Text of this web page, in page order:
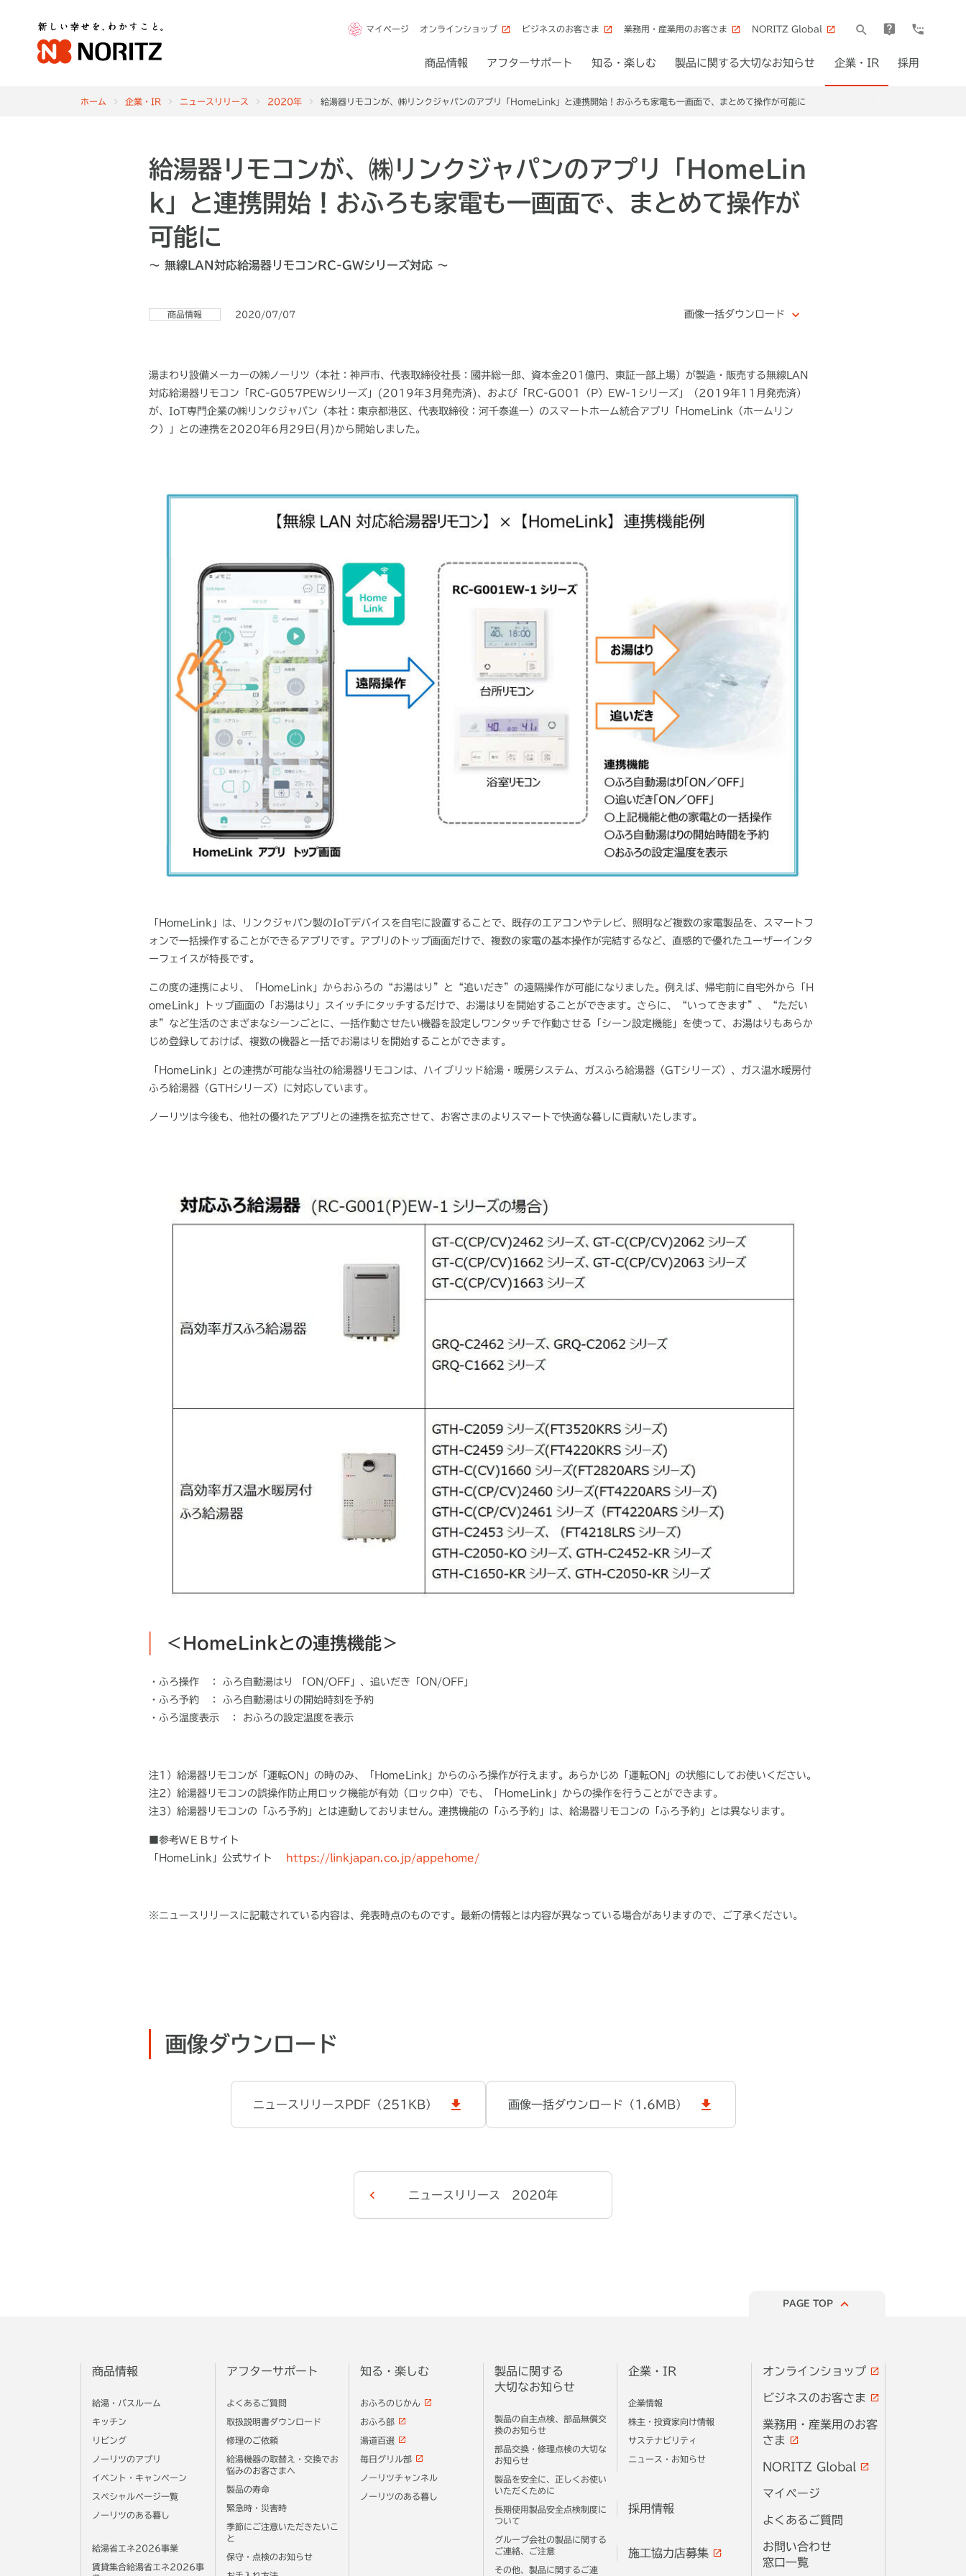
マイページ オンラインショップ ビジネスのお客さま 業務用・産業用のお客さま NORITZ Global
商品情報 アフターサポート 知る・楽しむ 製品に関する大切なお知らせ 企業・IR 採用
ホーム 企業・IR ニュースリリース 2020年 給湯器リモコンが、㈱リンクジャパンのアプリ「HomeLink」と連携開始！おふろも家電も一画面で、まとめて操作が可能に
給湯器リモコンが、㈱リンクジャパンのアプリ「HomeLin
k」と連携開始！おふろも家電も一画面で、まとめて操作が
可能に
～ 無線LAN対応給湯器リモコンRC-GWシリーズ対応 ～
商品情報 2020/07/07 画像一括ダウンロード
湯まわり設備メーカーの㈱ノーリツ（本社：神戸市、代表取締役社長：國井総一郎、資本金201 億円、東証一部上場）が製造・販売する無線 LAN
対応給湯器リモコン「 RC-G057PEWシリーズ」 (2019年3 月発売済) 、および「 RC-G001 （ P） EW-1 シリーズ」（ 2019年11 月発売済）
が、
IoT専門企業の㈱リンクジャパン（本社：東京都港区、代表取締役：河千泰進一）のスマートホーム統合アプリ「 HomeLink （ホームリン
ク）」との連携を2020年6 月 29 日 ( 月 ) から開始しました。
「 HomeLink 」は、リンクジャパン製のIoTデバイスを自宅に設置することで、既存のエアコンやテレビ、照明など複数の家電製品を、スマートフ
ォンで一括操作することができるアプリです。アプリのトップ画面だけで、複数の家電の基本操作が完結するなど、直感的で優れたユーザーインタ
ーフェイスが特長です。
この度の連携により、「 HomeLink 」からおふろの“お湯はり”と“追いだき”の遠隔操作が可能になりました。例えば、帰宅前に自宅外から「 H
omeLink 」トップ画面の「お湯はり」スイッチにタッチするだけで、お湯はりを開始することができます。さらに、“いってきます”、“ただい
ま”など生活のさまざまなシーンごとに、一括作動させたい機器を設定しワンタッチで作動させる「シーン設定機能」を使って、お湯はりもあらか
じめ登録しておけば、複数の機器と一括でお湯はりを開始することができます。
「 HomeLink 」との連携が可能な当社の給湯器リモコンは、ハイブリッド給湯・暖房システム、ガスふろ給湯器（GTシリーズ）、ガス温水暖房付
ふろ給湯器（GTH シリーズ）に対応しています。
ノーリツは今後も、他社の優れたアプリとの連携を拡充させて、お客さまのよりスマートで快適な暮しに貢献いたします。
＜HomeLinkとの連携機能＞
・ふろ操作 ： ふろ自動湯はり 「ON/OFF」、追いだき「ON/OFF」
・ふろ予約 ： ふろ自動湯はりの開始時刻を予約
・ふろ温度表示 ： おふろの設定温度を表示
注1）給湯器リモコンが「運転ON」の時のみ、「HomeLink」からのふろ操作が行えます。あらかじめ「運転ON」の状態にしてお使いください。
注2）給湯器リモコンの誤操作防止用ロック機能が有効（ロック中）でも、「HomeLink」からの操作を行うことができます。
注3）給湯器リモコンの「ふろ予約」とは連動しておりません。連携機能の「ふろ予約」は、給湯器リモコンの「ふろ予約」とは異なります。
■参考ＷＥＢサイト
「HomeLink」公式サイト
https://linkjapan.co.jp/appehome/
※ニュースリリースに記載されている内容は、発表時点のものです。最新の情報とは内容が異なっている場合がありますので、ご了承ください。
画像ダウンロード
ニュースリリースPDF（251KB） 画像一括ダウンロード（1.6MB）
ニュースリリース 2020年
PAGE TOP
商品情報
給湯・バスルーム
キッチン
リビング
ノーリツのアプリ
イベント・キャンペーン
スペシャルページ一覧
ノーリツのある暮し
給湯省エネ2026事業
賃貸集合給湯省エネ2026事
アフターサポート
よくあるご質問
取扱説明書ダウンロード
修理のご依頼
給湯機器の取替え・交換でお
悩みのお客さまへ
製品の寿命
緊急時・災害時
季節にご注意いただきたいこ
と
保守・点検のお知らせ
知る・楽しむ
おふろのじかん
おふろ部
湯道百選
毎日グリル部
ノーリツチャンネル
ノーリツのある暮し
製品に関する
大切なお知らせ
製品の自主点検、部品無償交
換のお知らせ
部品交換・修理点検の大切な
お知らせ
製品を安全に、正しくお使い
いただくために
長期使用製品安全点検制度に
ついて
グループ会社の製品に関する
ご連絡、ご注意
その他、製品に関するご連
企業・IR
企業情報
株主・投資家向け情報
サステナビリティ
ニュース・お知らせ
採用情報
施工協力店募集
オンラインショップ
ビジネスのお客さま
業務用・産業用のお客
さま
NORITZ Global
マイページ
よくあるご質問
お問い合わせ
窓口一覧